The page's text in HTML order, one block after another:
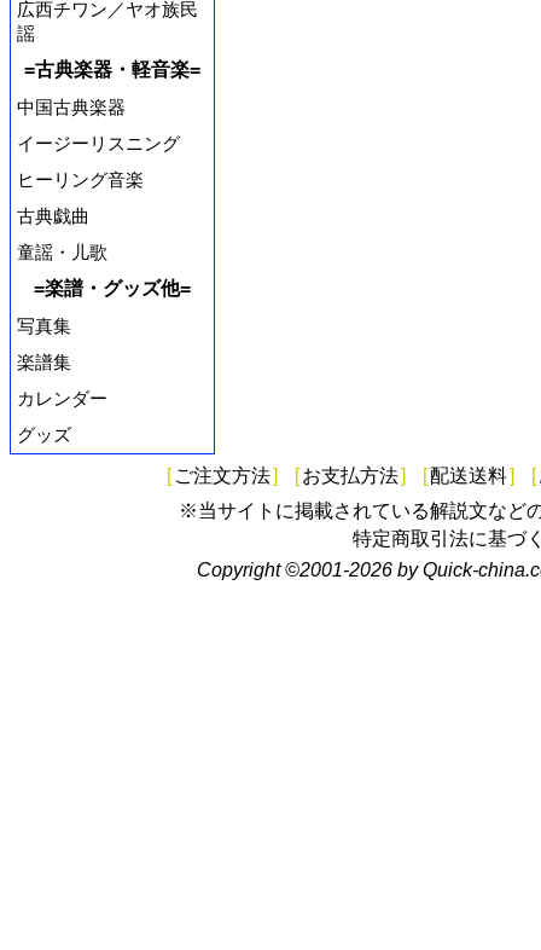
広西チワン／ヤオ族民
謡
=古典楽器・軽音楽=
中国古典楽器
イージーリスニング
ヒーリング音楽
古典戯曲
童謡・儿歌
=楽譜・グッズ他=
写真集
楽譜集
カレンダー
グッズ
[ ご注文方法] [お支払方法] [配送送料] [
※当サイトに掲載されている解説文など
特定商取引法に基づ
Copyright ©2001-2026 by Quick-